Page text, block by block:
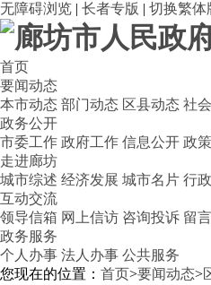
无障碍浏览 | 长者专版 | 切换繁体
首页
要闻动态
本市动态 部门动态 区县动态 社
政务公开
市委工作 政府工作 信息公开 政
走进廊坊
城市综述 经济发展 城市名片 行
互动交流
领导信箱 网上信访 咨询投诉 留
政务服务
个人办事 法人办事 公共服务
您现在的位置： 首页>要闻动态>